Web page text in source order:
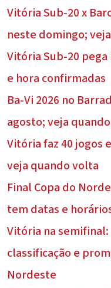
Vitória Sub-20 x
neste domingo; veja
Vitória Sub-20
e hora confirmadas
Ba-Vi 2026 no
agosto; veja
Vitória faz 40 jogos
veja quando volta
Final Copa do
tem datas e
Vitória na
classificação e
Nordeste